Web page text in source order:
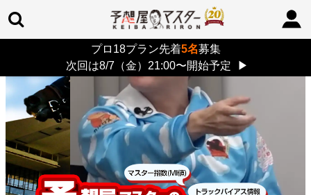
プロ18プラン先着5名募集
次回は8/7（金）21:00〜開始予定
▶
> 26/8/9 (日)